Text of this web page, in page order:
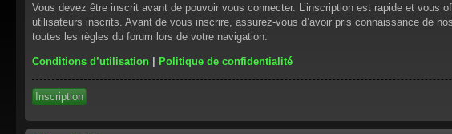
Vous devez être inscrit avant de pouvoir vous connecter. L’inscription est rapide et
utilisateurs inscrits. Avant de vous inscrire, assurez-vous d’avoir pris connaissance de
toutes les règles du forum lors de votre navigation.
Conditions d’utilisation | Politique de confidentialité
Inscription